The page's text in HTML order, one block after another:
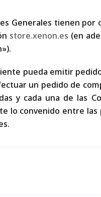
Generales tienen
store.xenon.es (en
pueda emitir
un pedido de
y cada una de las
lo convenido entre